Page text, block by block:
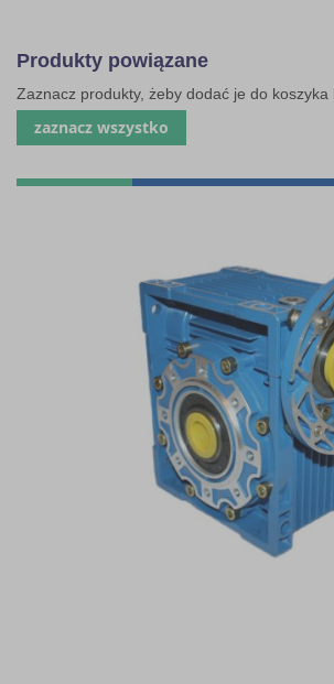
Produkty powiązane
Zaznacz produkty, żeby dodać je do koszyka
zaznacz wszystko